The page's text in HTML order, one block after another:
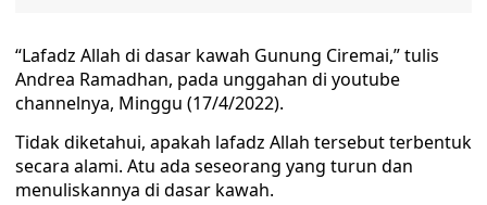
“Lafadz Allah di dasar kawah Gunung Ciremai,” tulis
Andrea Ramadhan, pada unggahan di youtube
channelnya, Minggu (17/4/2022).
Tidak diketahui, apakah lafadz Allah tersebut terbentuk
secara alami. Atu ada seseorang yang turun dan
menuliskannya di dasar kawah.